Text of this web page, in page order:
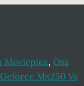
Movieplex, Osa
Geforce Mx250 Vs